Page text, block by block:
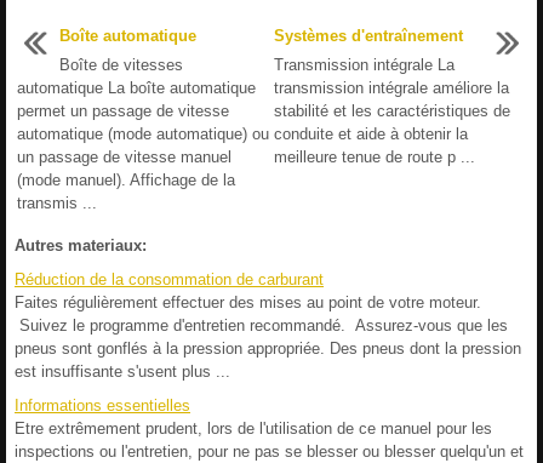
Boîte automatique
Boîte de vitesses
automatique La boîte automatique
permet un passage de vitesse
automatique (mode automatique) ou
un passage de vitesse manuel
(mode manuel). Affichage de la
transmis ...
Systèmes d'entraînement
Transmission intégrale La
transmission intégrale améliore la
stabilité et les caractéristiques de
conduite et aide à obtenir la
meilleure tenue de route p ...
Autres materiaux:
Réduction de la consommation de carburant
Faites régulièrement effectuer des mises au point de votre moteur.
Suivez le programme d'entretien recommandé. Assurez-vous que les
pneus sont gonflés à la pression appropriée. Des pneus dont la pression
est insuffisante s'usent plus ...
Informations essentielles
Etre extrêmement prudent, lors de l'utilisation de ce manuel pour les
inspections ou l'entretien, pour ne pas se blesser ou blesser quelqu'un et